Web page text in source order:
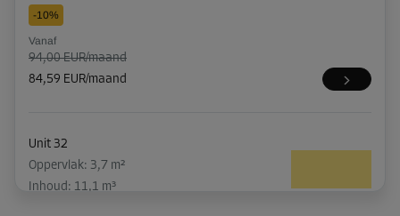
-10%
Vanaf
94,00 EUR/maand
84,59 EUR/maand
Unit 32
Oppervlak: 3,7 m²
Inhoud: 11,1 m³